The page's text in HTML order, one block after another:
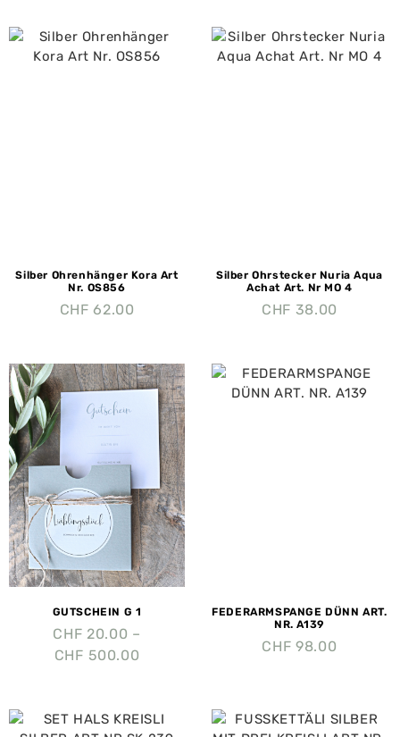
Silber Ohrenhänger Kora Art
Nr. OS856
CHF 62.00
Silber Ohrstecker Nuria Aqua
Achat Art. Nr MO 4
CHF 38.00
GUTSCHEIN G 1
CHF 20.00 –
CHF 500.00
FEDERARMSPANGE DÜNN ART.
NR. A139
CHF 98.00